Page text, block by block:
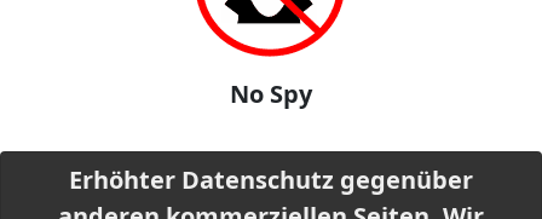
No Spy
Erhöhter Datenschutz gegenüber